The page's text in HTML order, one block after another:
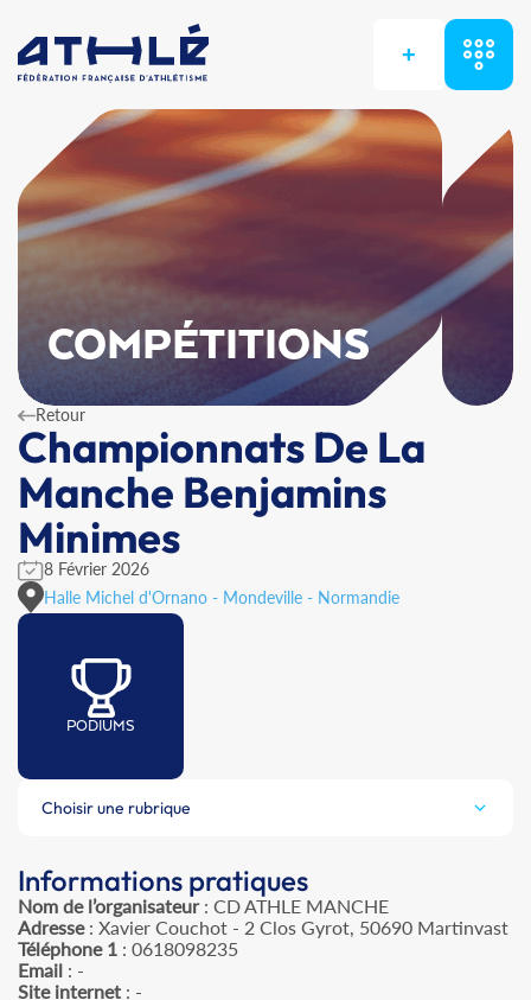
+
COMPÉTITIONS
Retour
Championnats De La
Manche Benjamins
Minimes
8 Février 2026
Halle Michel d'Ornano - Mondeville - Normandie
PODIUMS
Choisir une rubrique
Informations pratiques
Nom de l’organisateur: CD ATHLE MANCHE
Adresse: Xavier Couchot - 2 Clos Gyrot, 50690 Martinvast
Téléphone 1 : 0618098235
Email : -
Site internet : -